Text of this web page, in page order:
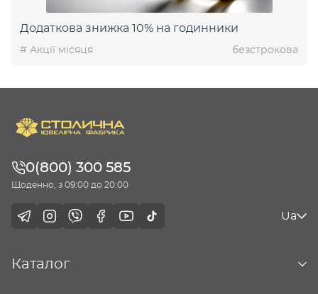
Додаткова знижка 10% на годинники
# Акції місяця безстрокова
0(800) 300 585
Щоденно, з 09:00 до 20:00
Ua
Каталог